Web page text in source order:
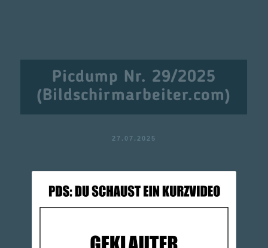
Picdump Nr. 29/2025
(Bildschirmarbeiter.com)
27.07.2025